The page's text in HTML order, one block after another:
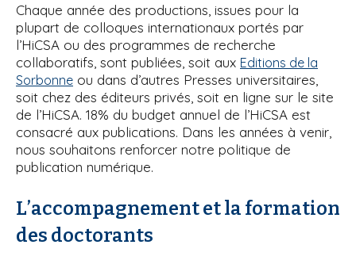
Chaque année des productions, issues pour la
plupart de colloques internationaux portés par
l’HiCSA ou des programmes de recherche
collaboratifs, sont publiées, soit aux Editions de la
Sorbonne ou dans d’autres Presses universitaires,
soit chez des éditeurs privés, soit en ligne sur le site
de l’HiCSA. 18% du budget annuel de l’HiCSA est
consacré aux publications. Dans les années à venir,
nous souhaitons renforcer notre politique de
publication numérique.
L’accompagnement et la formation
des doctorants